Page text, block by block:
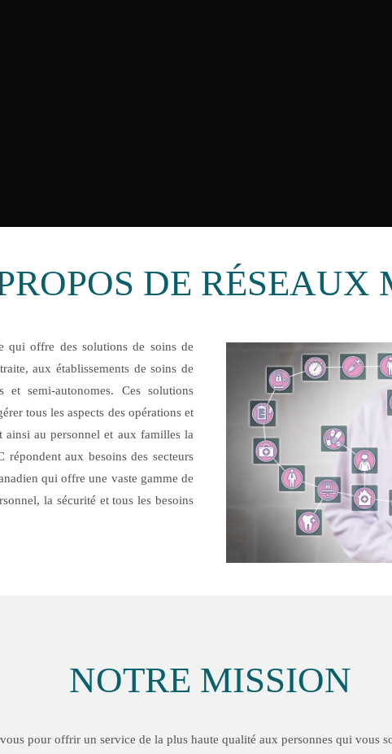
DE RÉSEAUX
qui offre des solutions de soins de
aux établissements de soins de
et semi-autonomes. Ces solutions
tous les aspects des opérations et
ainsi au personnel et aux familles la
aux besoins des secteurs
qui offre une vaste gamme de
la sécurité et tous les besoins
NOTRE MISSION
pour offrir un service de la plus haute qualité aux personnes qui vous